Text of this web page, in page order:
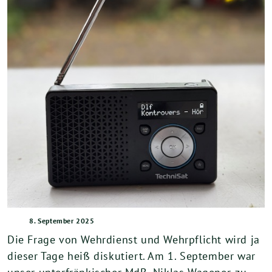
8. September 2025
Die Frage von Wehrdienst und Wehrpflicht wird ja
dieser Tage heiß diskutiert. Am 1. September war